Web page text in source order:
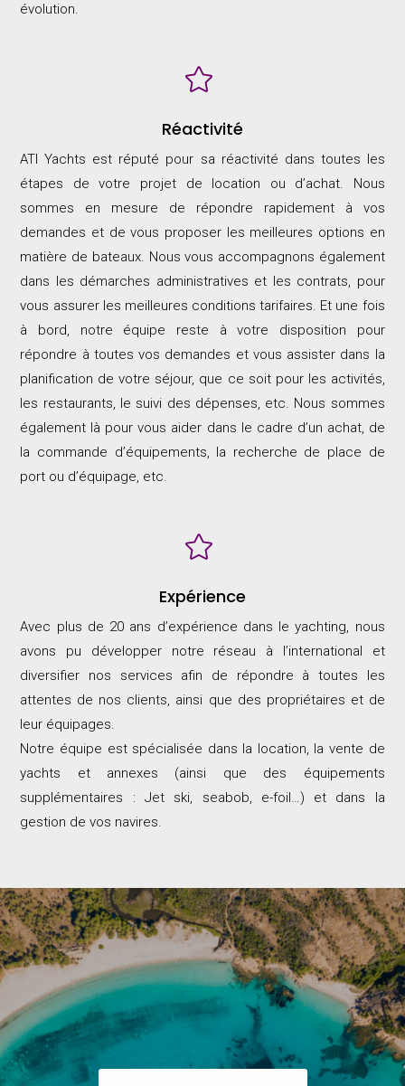
évolution.

Réactivité
ATI Yachts est réputé pour sa réactivité dans toutes les
étapes de votre projet de location ou d’achat. Nous
sommes en mesure de répondre rapidement à vos
demandes et de vous proposer les meilleures options en
matière de bateaux. Nous vous accompagnons également
dans les démarches administratives et les contrats, pour
vous assurer les meilleures conditions tarifaires. Et une fois
à bord, notre équipe reste à votre disposition pour
répondre à toutes vos demandes et vous assister dans la
planification de votre séjour, que ce soit pour les activités,
les restaurants, le suivi des dépenses, etc. Nous sommes
également là pour vous aider dans le cadre d’un achat, de
la commande d’équipements, la recherche de place de
port ou d’équipage, etc.

Expérience
Avec plus de 20 ans d’expérience dans le yachting, nous
avons pu développer notre réseau à l’international et
diversifier nos services afin de répondre à toutes les
attentes de nos clients, ainsi que des propriétaires et de
leur équipages.
Notre équipe est spécialisée dans la location, la vente de
yachts et annexes (ainsi que des équipements
supplémentaires : Jet ski, seabob, e-foil…) et dans la
gestion de vos navires.